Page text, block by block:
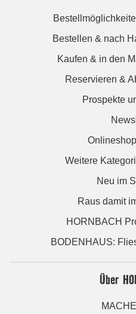
Bestellen & nach
Kaufen & in den
Reservieren &
Prospekte
Weitere
Neu im
Raus damit
HORNBACH
BODENHAUS:
Über